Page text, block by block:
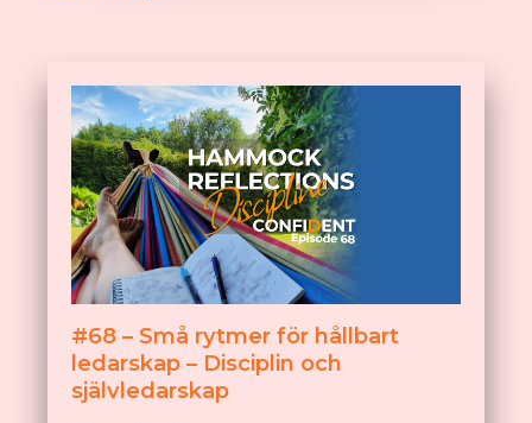
#68 – Små rytmer för hållbart
ledarskap – Disciplin och
självledarskap